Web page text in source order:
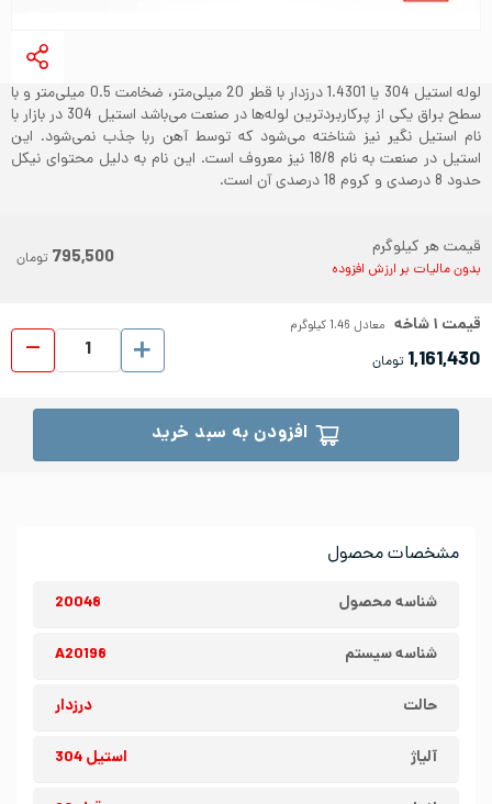
مشخصات محصول
شناسه محصول 20048
شناسه سیستم A20198
حالت درزدار
آلیاژ استیل 304
لوله استیل 304 یا 1.4301 درزدار با قطر 20 میلی‌متر، ضخامت 0.5 میلی‌متر و با
سطح براق یکی از پرکاربردترین لوله‌ها در صنعت می‌باشد‌ استیل 304 در بازار با
نام استیل نگیر نیز شناخته می‌شود که توسط آهن ربا جذب نمی‌شود. این
استیل در صنعت به نام 18/8 نیز معروف است. این نام به دلیل محتوای نیکل
حدود 8 درصدی و کروم 18 درصدی آن است.
قیمت هر کیلوگرم
بدون مالیات بر ارزش افزوده 795,500 تومان
قیمت ۱شاخه معادل 1.46 کیلوگرم
1,161,430 تومان
افزودن به سبد خرید